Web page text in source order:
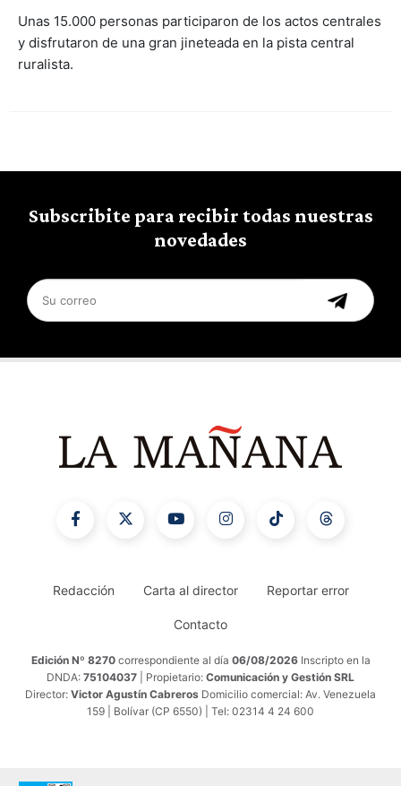
Unas 15.000 personas participaron de los actos centrales
y disfrutaron de una gran jineteada en la pista central
ruralista.
Subscribite para recibir todas nuestras
novedades
Redacción Carta al director Reportar error
Contacto
Edición Nº 8270 correspondiente al día 06/08/2026 Inscripto en la
DNDA: 75104037 | Propietario: Comunicación y Gestión SRL
Director: Victor Agustín Cabreros Domicilio comercial: Av. Venezuela
159 | Bolívar (CP 6550) | Tel: 02314 4 24 600